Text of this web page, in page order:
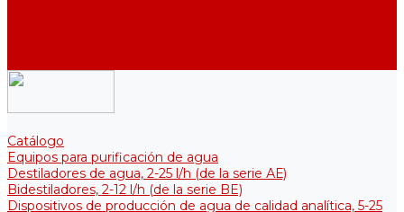
Catálogo
Equipos para purificación de agua
Destiladores de agua, 2-25 l/h (de la serie АЕ)
Bidestiladores, 2-12 l/h (de la serie BE)
Dispositivos de producción de agua de calidad analítica, 5-25